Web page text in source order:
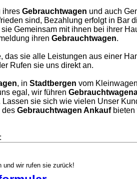
ihres Gebrauchtwagen und auch
sind, Bezahlung erfolgt in Bar
sie Gemeinsam mit ihnen bei ihrer
ihren Gebrauchtwagen.
das sie alle Leistungen aus einer
Rufen sie uns direkt an.
, in Stadtbergen vom
egal, wir führen
sie sich wie vielen Unser
des Gebrauchtwagen Ankaufbieten
und wir rufen sie zurück!